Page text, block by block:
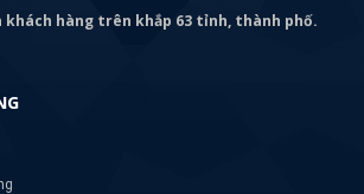
khách hàng trên khắp 63 tỉnh, thành phố.